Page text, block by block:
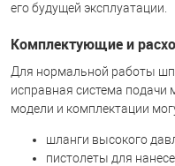
его будущей эксплуатации.
Комплектующие и
Для нормальной работы
исправная система подачи
модели и комплектации
шланги высокого
пистолеты для